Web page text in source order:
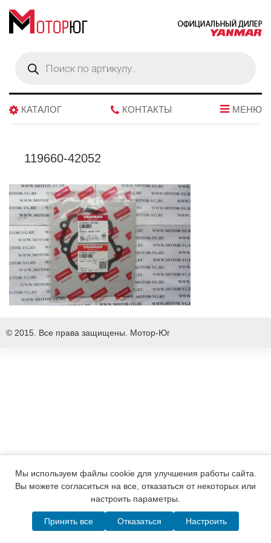
товаров
КАТАЛОГ КОНТАКТЫ МЕНЮ
119660-42052
© 2015. Все права защищены. Мотор-Юг
Написать в MAX Telegram WhatsApp Позвонить
Мы используем файлы cookie для улучшения работы сайта.
Вы можете согласиться на все, отказаться от некоторых или
настроить параметры.
Принять все Отказаться Настроить